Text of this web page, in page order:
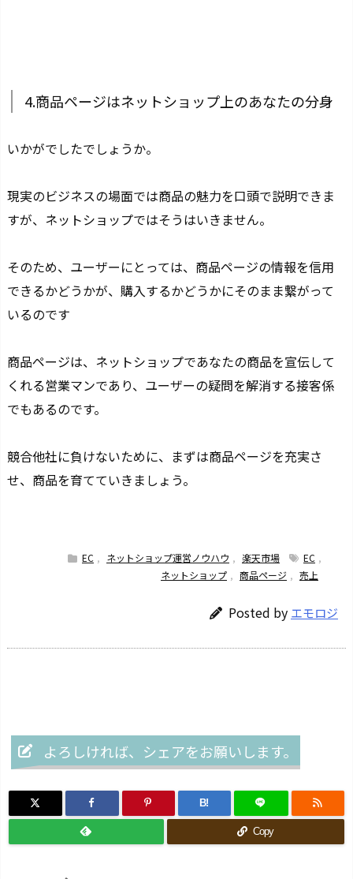
4.商品ページはネットショップ上のあなたの分身
いかがでしたでしょうか。
現実のビジネスの場面では商品の魅力を口頭で説明できま
すが、ネットショップではそうはいきません。
そのため、ユーザーにとっては、商品ページの情報を信用
できるかどうかが、購入するかどうかにそのまま繋がって
いるのです
商品ページは、ネットショップであなたの商品を宣伝して
くれる営業マンであり、ユーザーの疑問を解消する接客係
でもあるのです。
競合他社に負けないために、まずは商品ページを充実さ
せ、商品を育てていきましょう。
EC , ネットショップ運営ノウハウ , 楽天市場 EC ,
ネットショップ , 商品ページ , 売上
Posted by エモロジ
よろしければ、シェアをお願いします。
B!
Copy